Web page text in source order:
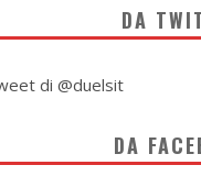
DA
di @duelsit
DA